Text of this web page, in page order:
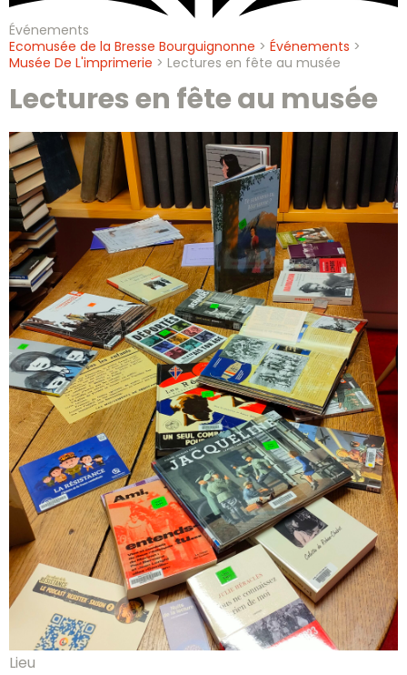
Événements
Ecomusée de la Bresse Bourguignonne > Événements >
Musée De L'imprimerie > Lectures en fête au musée
Lectures en fête au musée
Lieu